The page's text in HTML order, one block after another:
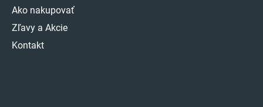
Ako nakupovať
Zľavy a Akcie
Kontakt